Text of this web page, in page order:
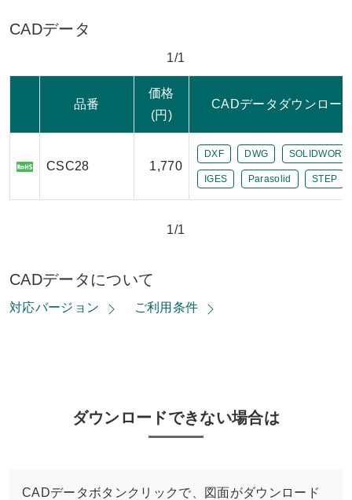
CADデータ
1/1
品番
価格
(円)
CADデータダウンロー
CSC28 1,770
DXF DWG
IGES Parasolid STEP
1/1
CADデータについて
対応バージョン ご利用条件
ダウンロードできない場合は
CADデータボタンクリックで、図面がダウンロード